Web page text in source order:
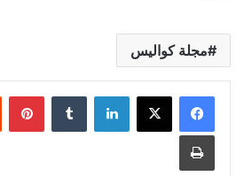
مجلة كواليس
لينكدإن
طباعة